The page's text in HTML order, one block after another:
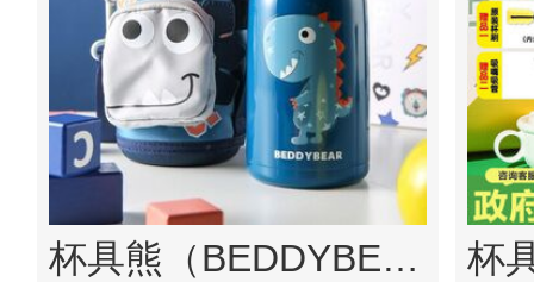
杯具熊（BEDDYBEAR）儿童保温杯带吸管儿童水杯316不锈钢保温儿童杯子630ml三盖口袋款 3D版-四叶草恐龙